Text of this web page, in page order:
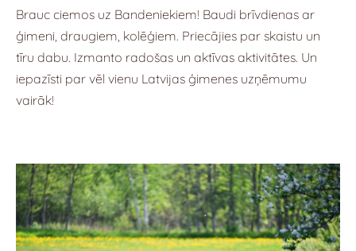
Brauc ciemos uz Bandeniekiem! Baudi brīvdienas ar
ģimeni, draugiem, kolēģiem. Priecājies par skaistu un
tīru dabu. Izmanto radošas un aktīvas aktivitātes. Un
iepazīsti par vēl vienu Latvijas ģimenes uzņēmumu
vairāk!